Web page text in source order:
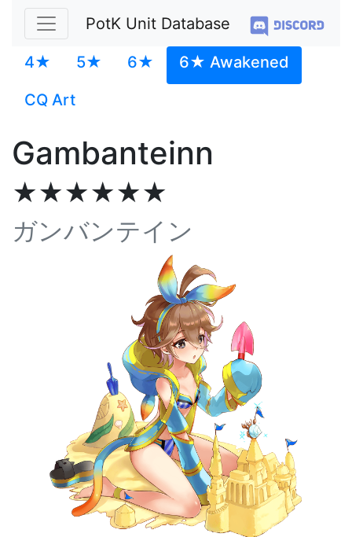
PotK Unit Database
4★ 5★ 6★
6★ Awakened
CQ Art
Gambanteinn
★★★★★★
ガンバンテイン